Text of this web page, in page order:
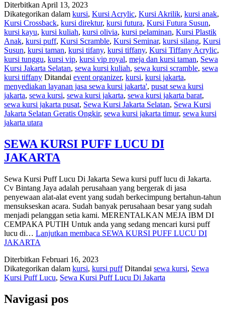
Diterbitkan April 13, 2023
Dikategorikan dalam kursi, Kursi Acrylic, Kursi Akrilik, kursi anak,
Kursi Crossback, kursi direktur, kursi futura, Kursi Futura Susun,
kursi kayu, kursi kuliah, kursi olivia, kursi pelaminan, Kursi Plastik
Anak, kursi puff, Kursi Scramble, Kursi Seminar, kursi silang, Kursi
Susun, kursi taman, kursi tifany, kursi tiffany, Kursi Tiffany Acrylic,
kursi tunggu, kursi vip, kursi vip royal, meja dan kursi taman, Sewa
Kursi Jakarta Selatan, sewa kursi kuliah, sewa kursi scramble, sewa
kursi tiffany Ditandai event organizer, kursi, kursi jakarta,
menyediakan layanan jasa sewa kursi jakarta', pusat sewa kursi
jakarta, sewa kursi, sewa kursi jakarta, sewa kursi jakarta barat,
sewa kursi jakarta pusat, Sewa Kursi Jakarta Selatan, Sewa Kursi
Jakarta Selatan Geratis Ongkir, sewa kursi jakarta timur, sewa kursi
jakarta utara
SEWA KURSI PUFF LUCU DI
JAKARTA
Sewa Kursi Puff Lucu Di Jakarta Sewa kursi puff lucu di Jakarta.
Cv Bintang Jaya adalah perusahaan yang bergerak di jasa
penyewaan alat-alat event yang sudah berkecimpung bertahun-tahun
mensukseskan acara. Sudah banyak perusahaan besar yang sudah
menjadi pelanggan setia kami. MERENTALKAN MEJA IBM DI
CEMPAKA PUTIH Untuk anda yang sedang mencari kursi puff
lucu di… Lanjutkan membaca SEWA KURSI PUFF LUCU DI
JAKARTA
Diterbitkan Februari 16, 2023
Dikategorikan dalam kursi, kursi puff Ditandai sewa kursi, Sewa
Kursi Puff Lucu, Sewa Kursi Puff Lucu Di Jakarta
Navigasi pos